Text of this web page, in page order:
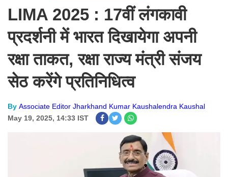
LIMA 2025 : 17वीं लंगकावी
प्रदर्शनी में भारत दिखायेगा अपनी
रक्षा ताकत, रक्षा राज्य मंत्री संजय
सेठ करेंगे प्रतिनिधित्व
By Associate Editor Jharkhand Kumar Kaushalendra Kaushal
May 19, 2025, 14:33 IST